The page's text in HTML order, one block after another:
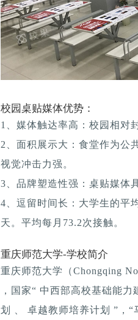
校园桌贴媒体优势：
1、媒体触达率高：校园相对
2、面积展示大：食堂作为公
视觉冲击力强。
3、品牌塑造性强：桌贴媒体
4、逗留时间长：大学生的平
天。平均每月73.2次接触。
重庆师范大学-学校简介
重庆师范大学（Chongqing
，国家“ 中西部高校基础能
划 、 卓越教师培养计划 ”，